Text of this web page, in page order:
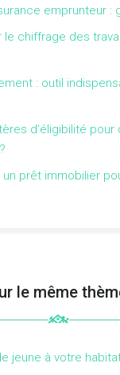
emprunteur :
le chiffrage des
: outil
d’éligibilité
prêt immobilier
le même
jeune à votre